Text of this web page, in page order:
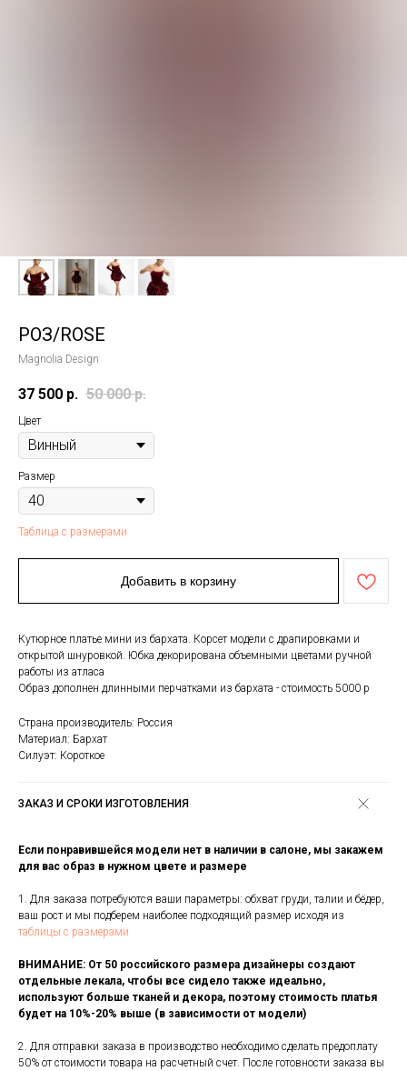
РОЗ/ROSE
Magnolia Design
37 500 р. 50 000 р.
Цвет
Размер
Таблица с размерами
Добавить в корзину
Кутюрное платье мини из бархата. Корсет модели с драпировками и
открытой шнуровкой. Юбка декорирована объемными цветами ручной
работы из атласа
Образ дополнен длинными перчатками из бархата - стоимость 5000 р
Страна производитель: Россия
Материал: Бархат
Силуэт: Короткое
ЗАКАЗ И СРОКИ ИЗГОТОВЛЕНИЯ
Если понравившейся модели нет в наличии в салоне, мы закажем
для вас образ в нужном цвете и размере
1. Для заказа потребуются ваши параметры: обхват груди, талии и бёдер,
ваш рост и мы подберем наиболее подходящий размер исходя из
таблицы с размерами
ВНИМАНИЕ: От 50 российского размера дизайнеры создают
отдельные лекала, чтобы все сидело также идеально,
используют больше тканей и декора, поэтому стоимость платья
будет на 10%-20% выше (в зависимости от модели)
2. Для отправки заказа в производство необходимо сделать предоплату
50% от стоимости товара на расчетный счет. После готовности заказа вы